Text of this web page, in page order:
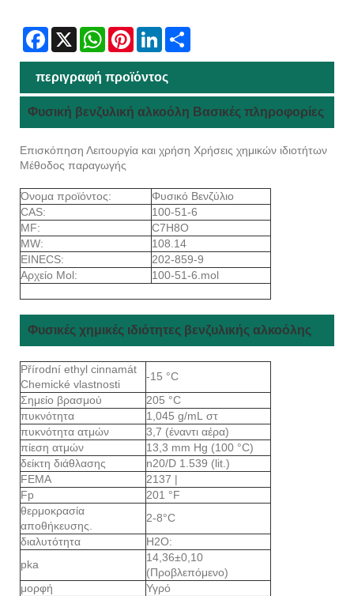
Facebook
X WhatsAppPinterestLinkedIn
περιγραφή προϊόντος
Φυσική βενζυλική αλκοόλη Βασικές πληροφορίες
Επισκόπηση Λειτουργία και χρήση Χρήσεις χημικών ιδιοτήτων
Μέθοδος παραγωγής
Όνομα προϊόντος:
Φυσικό Βενζύλιο
CAS:
100-51-6
MF:
C7H8O
MW:
108.14
EINECS:
202-859-9
Αρχείο Mol:
100-51-6.mol
Φυσικές χημικές ιδιότητες βενζυλικής αλκοόλης
Přírodní ethyl cinnamát
Chemické vlastnosti
-15 °C
Σημείο βρασμού
205 °C
πυκνότητα
1,045 g/mL στ
πυκνότητα ατμών
3,7 (έναντι αέρα)
πίεση ατμών
13,3 mm Hg (100 °C)
δείκτη διάθλασης
n20/D 1.539 (lit.)
FEMA
2137 |
Fp
201 °F
θερμοκρασία
αποθήκευσης.
2-8°C
διαλυτότητα
H2O:
pka
14,36±0,10
(Προβλεπόμενο)
μορφή
Υγρό